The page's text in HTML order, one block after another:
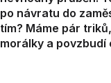
po návratu do
tím? Máme pár
morálky a povzbudí